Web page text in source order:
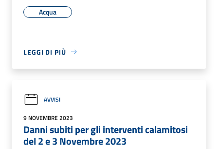
Acqua
LEGGI DI PIÙ
AVVISI
9 NOVEMBRE 2023
Danni subiti per gli interventi calamitosi
del 2 e 3 Novembre 2023